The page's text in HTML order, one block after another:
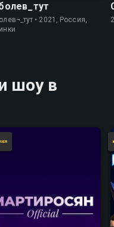
• 2021, Россия,
шоу в